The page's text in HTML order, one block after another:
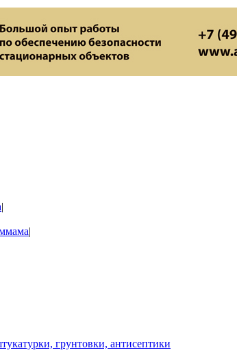
|
|
грунтовки, антисептики